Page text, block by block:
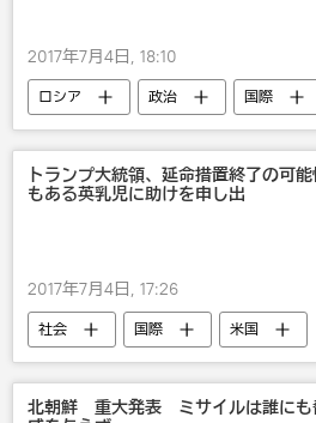
2017年7月4日, 18:10
ロシア 政治 国際
北朝鮮
ミサイル
トランプ大統領、延命措置終了の可
もある英乳児に助けを申し出
2017年7月4日, 17:26
社会 国際
米国
ドナルド・トランプ
医療
北朝鮮 重大発表 ミサイルは誰にも